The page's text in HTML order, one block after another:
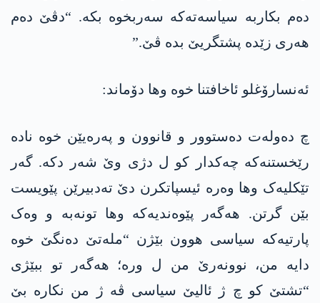
دەم بکاربە سیاسەتەکە سەربخوە بکە. “دڤێ دەم
ھەری زێدە پشتگریێ بدە ڤێ.”
ئەنسارۆغلو ئاخافتنا خوە وھا دۆماند:
چ دەولەت دەستوور و قانوون و پەرەیێن خوە نادە
رێخستنەکە چەکدار کو ل دژی وێ شەر دکە. گەر
تێکلیەک وھا وەرە ئیسپاتکرن دێ تەدبیرێن پێویست
بێن گرتن. ھەگەر پێوەندیەکە وھا تونەبە و وەک
پارتیەکە سیاسی ھوون بێژن “ملەتێ دەنگێ خوە
دایە من، نوونەرێ من ل ورە؛ ھەگەر تو ببێژی
“تشتێ کو چ ژ ئالیێ سیاسی ڤە ژ من نکارە بێ